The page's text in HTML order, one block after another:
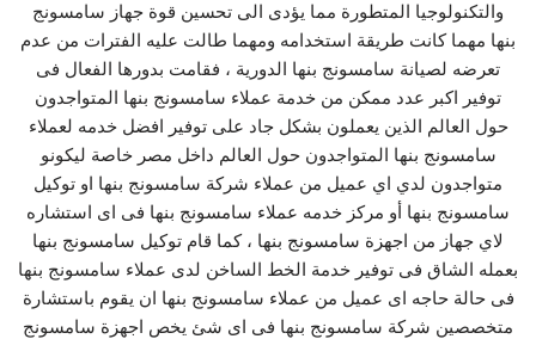
والتكنولوجيا المتطورة مما يؤدى الى تحسين قوة جهاز سامسونج
بنها مهما كانت طريقة استخدامه ومهما طالت عليه الفترات من عدم
تعرضه لصيانة سامسونج بنها الدورية ، فقامت بدورها الفعال فى
توفير اكبر عدد ممكن من خدمة عملاء سامسونج بنها المتواجدون
حول العالم الذين يعملون بشكل جاد على توفير افضل خدمه لعملاء
سامسونج بنها المتواجدون حول العالم داخل مصر خاصة ليكونو
متواجدون لدي اي عميل من عملاء شركة سامسونج بنها او توكيل
سامسونج بنها أو مركز خدمه عملاء سامسونج بنها فى اى استشاره
لاي جهاز من اجهزة سامسونج بنها ، كما قام توكيل سامسونج بنها
بعمله الشاق فى توفير خدمة الخط الساخن لدى عملاء سامسونج بنها
فى حالة حاجه اى عميل من عملاء سامسونج بنها ان يقوم باستشارة
متخصصين شركة سامسونج بنها فى اى شئ يخص اجهزة سامسونج